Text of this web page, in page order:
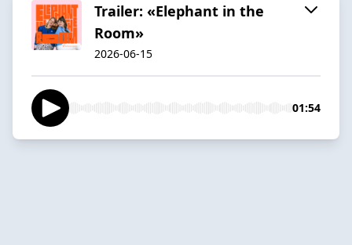
Trailer: «Elephant in the
Room»
2026-06-15
01:54